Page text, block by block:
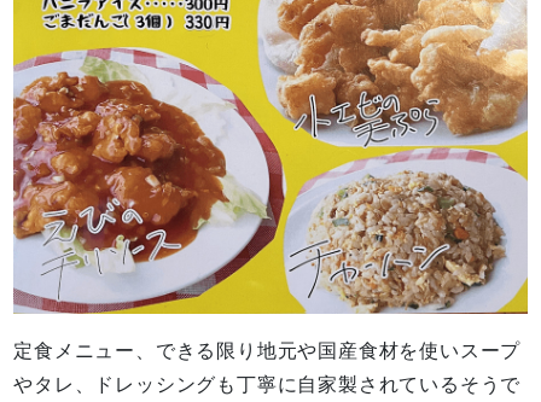
定食メニュー、できる限り地元や国産食材を使いスープ
やタレ、ドレッシングも丁寧に自家製されているそうで